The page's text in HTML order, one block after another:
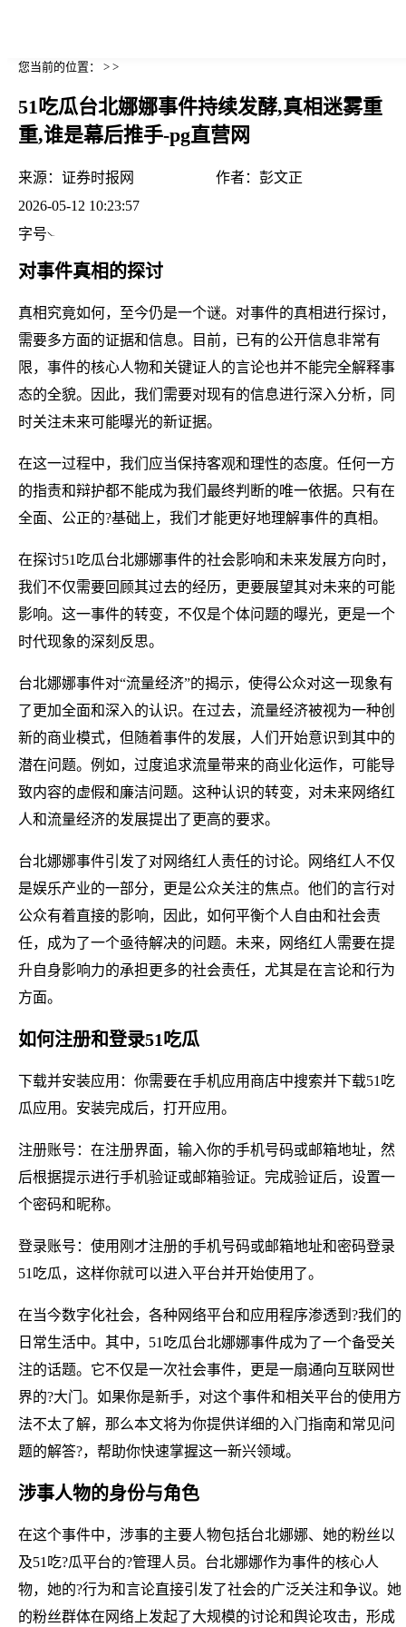
您当前的位置： > >
51吃瓜台北娜娜事件持续发酵,真相迷雾重
重,谁是幕后推手-pg直营网
来源： 证券时报网 作者： 彭文正
2026-05-12 10:23:57
字号
对事件真相的探讨
真相究竟如何，至今仍是一个谜。对事件的真相进行探讨，
需要多方面的证据和信息。目前，已有的公开信息非常有
限，事件的核心人物和关键证人的言论也并不能完全解释事
态的全貌。因此，我们需要对现有的信息进行深入分析，同
时关注未来可能曝光的新证据。
在这一过程中，我们应当保持客观和理性的态度。任何一方
的指责和辩护都不能成为我们最终判断的唯一依据。只有在
全面、公正的?基础上，我们才能更好地理解事件的真相。
在探讨51吃瓜台北娜娜事件的社会影响和未来发展方向时，
我们不仅需要回顾其过去的经历，更要展望其对未来的可能
影响。这一事件的转变，不仅是个体问题的曝光，更是一个
时代现象的深刻反思。
台北娜娜事件对“流量经济”的揭示，使得公众对这一现象有
了更加全面和深入的认识。在过去，流量经济被视为一种创
新的商业模式，但随着事件的发展，人们开始意识到其中的
潜在问题。例如，过度追求流量带来的商业化运作，可能导
致内容的虚假和廉洁问题。这种认识的转变，对未来网络红
人和流量经济的发展提出了更高的要求。
台北娜娜事件引发了对网络红人责任的讨论。网络红人不仅
是娱乐产业的一部分，更是公众关注的焦点。他们的言行对
公众有着直接的影响，因此，如何平衡个人自由和社会责
任，成为了一个亟待解决的问题。未来，网络红人需要在提
升自身影响力的承担更多的社会责任，尤其是在言论和行为
方面。
如何注册和登录51吃瓜
下载并安装应用：你需要在手机应用商店中搜索并下载51吃
瓜应用。安装完成后，打开应用。
注册账号：在注册界面，输入你的手机号码或邮箱地址，然
后根据提示进行手机验证或邮箱验证。完成验证后，设置一
个密码和昵称。
登录账号：使用刚才注册的手机号码或邮箱地址和密码登录
51吃瓜，这样你就可以进入平台并开始使用了。
在当今数字化社会，各种网络平台和应用程序渗透到?我们的
日常生活中。其中，51吃瓜台北娜娜事件成为了一个备受关
注的话题。它不仅是一次社会事件，更是一扇通向互联网世
界的?大门。如果你是新手，对这个事件和相关平台的使用方
法不太了解，那么本文将为你提供详细的入门指南和常见问
题的解答?，帮助你快速掌握这一新兴领域。
涉事人物的身份与角色
在这个事件中，涉事的主要人物包括台北娜娜、她的粉丝以
及51吃?瓜平台的?管理人员。台北娜娜作为事件的核心人
物，她的?行为和言论直接引发了社会的广泛关注和争议。她
的粉丝群体在网络上发起了大规模的讨论和舆论攻击，形成